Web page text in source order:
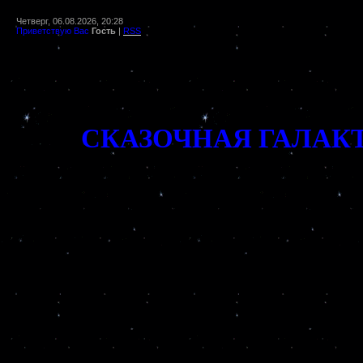
Четверг, 06.08.2026, 20:28
Приветствую Вас Гость | RSS
СКАЗОЧНАЯ